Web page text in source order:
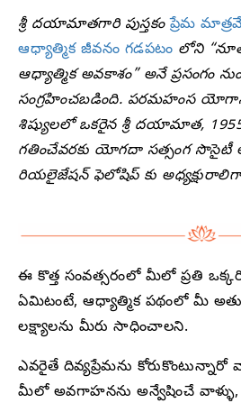
శ్రీ దయామాతగారి పుస్తకంప్రేమ
ఆధ్యాత్మిక జీవనం గడపటం లోని
ఆధ్యాత్మిక అవకాశం” అనే ప్రసంగం
సంగ్రహించబడింది. పరమహంస
శిష్యులలో ఒకరైన శ్రీ దయామాత,
గతించేవరకు యోగదా సత్సంగ
రియలైజేషన్ ఫెలోషిప్ కు
ఈ కొత్త సంవత్సరంలో మీలో ప్రతి
ఏమిటంటే, ఆధ్యాత్మిక పథంలో మీ
లక్ష్యాలను మీరు సాధించాలని.
ఎవరైతే దివ్యప్రేమను
మీలో అవగాహనను అన్వేషించే